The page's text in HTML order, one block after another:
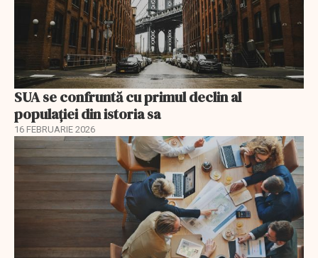
SUA se confruntă cu primul declin al
populației din istoria sa
16 FEBRUARIE 2026